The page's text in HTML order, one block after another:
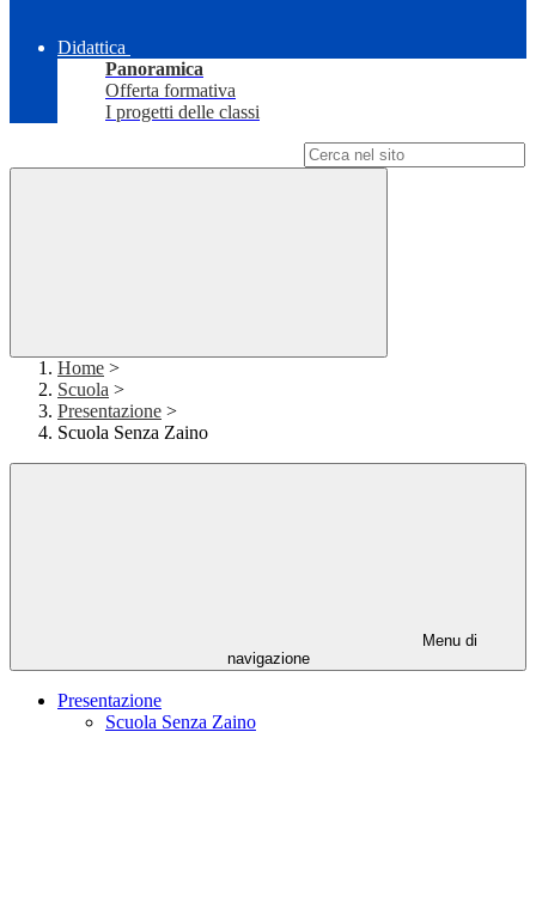
Didattica
Panoramica
Offerta formativa
I progetti delle classi
Home >
Scuola >
Presentazione >
Scuola Senza Zaino
Menu di
navigazione
Presentazione
Scuola Senza Zaino